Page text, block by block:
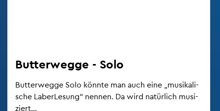
But­ter­weg­ge - Solo
But­ter­weg­ge Solo könn­te man auch eine „mu­si­ka­li­
sche La­ber­Le­sung“ nen­nen. Da wird na­tür­lich mu­si­
ziert...